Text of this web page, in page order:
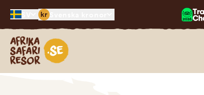
kr
Safari-resor i Afrika